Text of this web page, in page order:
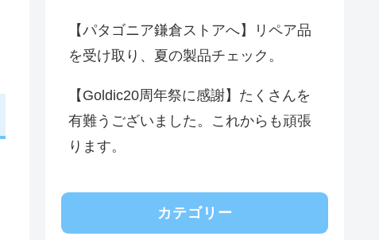
【パタゴニア鎌倉ストアへ】リペア品
を受け取り、夏の製品チェック。
【Goldic20周年祭に感謝】たくさんを
有難うございました。これからも頑張
ります。
カテゴリー